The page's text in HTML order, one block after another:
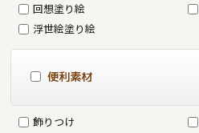
回想塗り絵
浮世絵塗り絵
便利素材
飾りつけ